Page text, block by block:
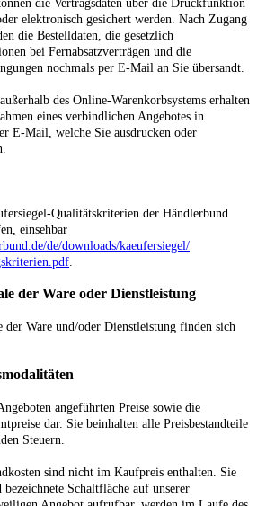
die Vertragsdaten über die Druckfunktion
elektronisch gesichert werden. Nach Zugang
die Bestelldaten, die gesetzlich
bei Fernabsatzverträgen und die
nochmals per E-Mail an Sie übersandt.
des Online-Warenkorbsystems erhalten
eines verbindlichen Angebotes in
E-Mail, welche Sie ausdrucken oder
Qualitätskriterien der Händlerbund
einsehbar
de/downloads/kaeufersiegel/
der Ware oder Dienstleistung
Ware und/oder Dienstleistung finden sich
angeführten Preise sowie die
dar. Sie beinhalten alle Preisbestandteile
Steuern.
sind nicht im Kaufpreis enthalten. Sie
bezeichnete Schaltfläche auf unserer